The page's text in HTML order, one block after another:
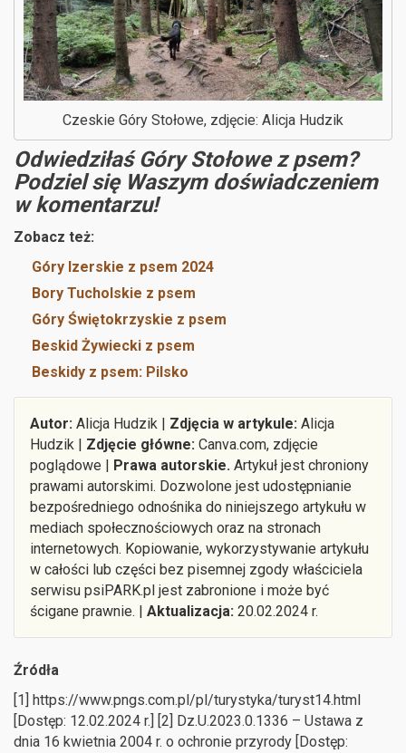
Czeskie Góry Stołowe, zdjęcie: Alicja Hudzik
Odwiedziłaś Góry Stołowe z psem?
Podziel się Waszym doświadczeniem
w komentarzu!
Zobacz też:
Góry Izerskie z psem 2024
Bory Tucholskie z psem
Góry Świętokrzyskie z psem
Beskid Żywiecki z psem
Beskidy z psem: Pilsko
Autor: Alicja Hudzik | Zdjęcia w artykule: Alicja
Hudzik |
Zdjęcie główne: Canva.com, zdjęcie
poglądowe |
Prawa autorskie. Artykuł jest chroniony
prawami autorskimi. Dozwolone jest udostępnianie
bezpośredniego odnośnika do niniejszego artykułu w
mediach społecznościowych oraz na stronach
internetowych. Kopiowanie, wykorzystywanie artykułu
w całości lub części bez pisemnej zgody właściciela
serwisu psiPARK.pl jest zabronione i może być
ścigane prawnie. | Aktualizacja: 20.02.2024 r.
Źródła
[1] https://www.pngs.com.pl/pl/turystyka/turyst14.html
[Dostęp: 12.02.2024 r.] [2] Dz.U.2023.0.1336 – Ustawa z
dnia 16 kwietnia 2004 r. o ochronie przyrody [Dostęp: